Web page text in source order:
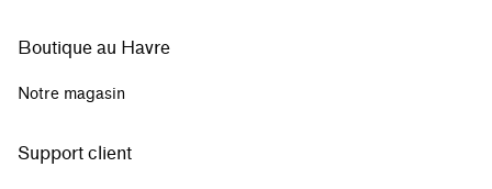
Boutique au Havre
Notre magasin
Support client